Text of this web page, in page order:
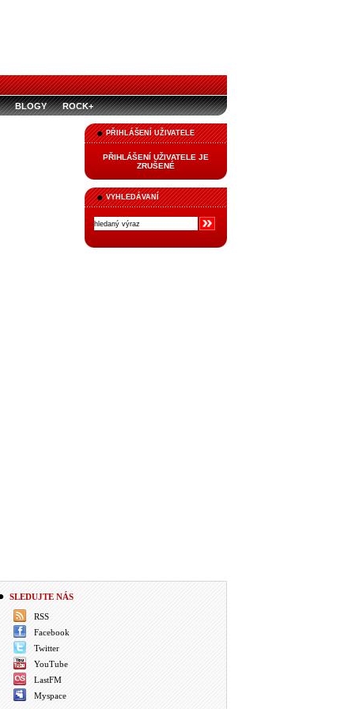
BLOGY ROCK+
PŘIHLÁŠENÍ UŽIVATELE
PŘIHLÁŠENÍ UŽIVATELE JE
ZRUŠENÉ
VYHLEDÁVANÍ
SLEDUJTE NÁS
RSS
Facebook
Twitter
YouTube
LastFM
Myspace